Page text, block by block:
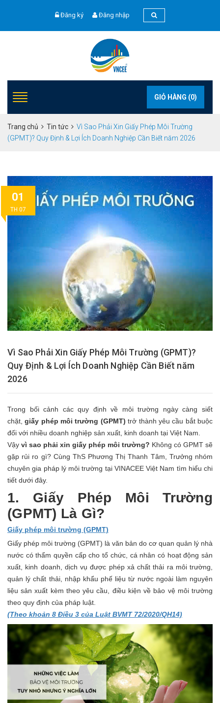
Đăng ký Đăng nhập
GIỎ HÀNG (0)
Trang chủ Tin tức
Vì Sao Phải Xin Giấy Phép Môi Trường
(GPMT)? Quy Định & Lợi Ích Doanh Nghiệp Cần Biết năm 2026
01
TH 07
Vì Sao Phải Xin Giấy Phép Môi Trường (GPMT)?
Quy Định & Lợi Ích Doanh Nghiệp Cần Biết năm
2026
Trong bối cảnh các quy định về môi trường ngày càng siết
chặt,giấy phép môi trường (GPMT) trở thành yêu cầu bắt buộc
đối với nhiều doanh nghiệp sản xuất, kinh doanh tại Việt Nam.
Vậy vì sao phải xin giấy phép môi trường? Không có GPMT sẽ
gặp rủi ro gì? Cùng ThS Phương Thị Thanh Tâm, Trưởng nhóm
chuyên gia pháp lý môi trường tại VINACEE Việt Nam tìm hiểu chi
tiết dưới đây.
1. Giấy Phép Môi Trường
(GPMT) Là Gì?
Giấy phép môi trường (GPMT)
Giấy phép môi trường (GPMT) là văn bản do cơ quan quản lý nhà
nước có thẩm quyền cấp cho tổ chức, cá nhân có hoạt động sản
xuất, kinh doanh, dịch vụ được phép xả chất thải ra môi trường,
quản lý chất thải, nhập khẩu phế liệu từ nước ngoài làm nguyên
liệu sản xuất kèm theo yêu cầu, điều kiện về bảo vệ môi trường
theo quy định của pháp luật.
(Theo khoản 8 Điều 3 của Luật BVMT 72/2020/QH14)